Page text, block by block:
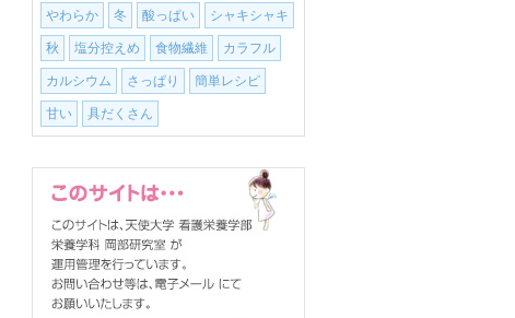
やわらか 冬 酸っぱい シャキシャキ
秋 塩分控えめ 食物繊維 カラフル
カルシウム さっぱり 簡単レシピ
甘い 具だくさん